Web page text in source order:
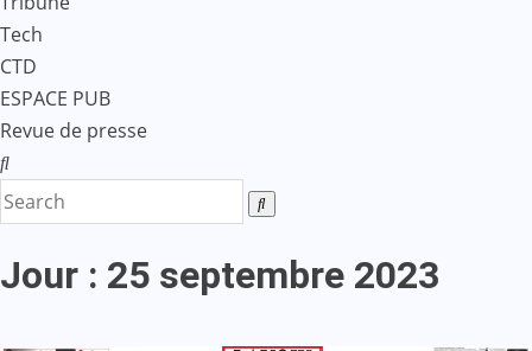
Tech
CTD
ESPACE PUB
Revue de presse
Jour : 25 septembre 2023